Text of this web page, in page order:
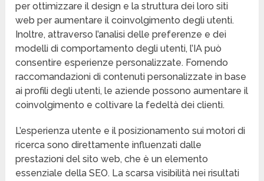
per ottimizzare il design e la struttura dei loro siti
web per aumentare il coinvolgimento degli utenti.
Inoltre, attraverso l’analisi delle preferenze e dei
modelli di comportamento degli utenti, l’IA può
consentire esperienze personalizzate. Fornendo
raccomandazioni di contenuti personalizzate in base
ai profili degli utenti, le aziende possono aumentare il
coinvolgimento e coltivare la fedeltà dei clienti.
L’esperienza utente e il posizionamento sui motori di
ricerca sono direttamente influenzati dalle
prestazioni del sito web, che è un elemento
essenziale della SEO. La scarsa visibilità nei risultati